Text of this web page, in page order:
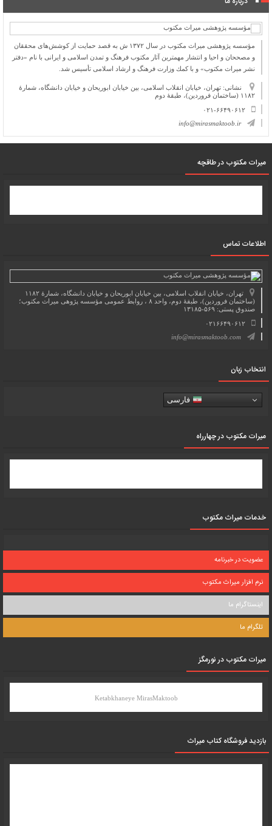
مؤسسه پژوهشی میراث مكتوب در سال ۱۳۷۲ ش به قصد حمایت از كوشش‌های محققان
و مصححان و احیا و انتشار مهمترین آثار مكتوب فرهنگ و تمدن اسلامی و ایرانی با نام «دفتر
نشر میراث مكتوب» و با كمك وزارت فرهنگ و ارشاد اسلامی تأسیس شد.
نشانی: تهران، خیابان انقلاب اسلامی، بین خیابان ابوریحان و خیابان دانشگاه، شمارۀ
۱۱۸۲ (ساختمان فروردین)، طبقۀ دوم
۰۲۱-۶۶۴۹۰۶۱۲
info@mirasmaktoob.ir
میرات مکتوب در طاقچه
اطلاعات تماس
تهران، خیابان انقلاب اسلامی، بین خیابان ابوریحان و خیابان دانشگاه، شمارۀ ۱۱۸۲
(ساختمان فروردین)، طبقۀ دوم، واحد ۸ ، روابط عمومی مؤسسه پژوهی میراث مکتوب؛
صندوق پستی: ۵۶۹-۱۳۱۸۵
۰۲۱۶۶۴۹۰۶۱۲
info@mirasmaktoob.com
انتخاب زبان
فارسی
میرات مکتوب در چهارراه
خدمات میراث مکتوب
عضویت در خبرنامه
نرم افزار میراث مکتوب
اینستاگرام ما
تلگرام ما
میرات مکتوب در نورمگز
Ketabkhaneye MirasMaktoob
بازدید فروشگاه کتاب میراث